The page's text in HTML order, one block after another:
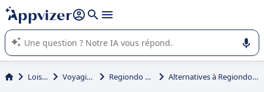
répondre (plusieurs lignes avec
L'IA de Appvizer vous guide dans l'utilisation ou la sélection de
logiciel SaaS en entreprise.
Loisirs Voyagiste Regiondo Pro Alternatives à Regiondo Pro